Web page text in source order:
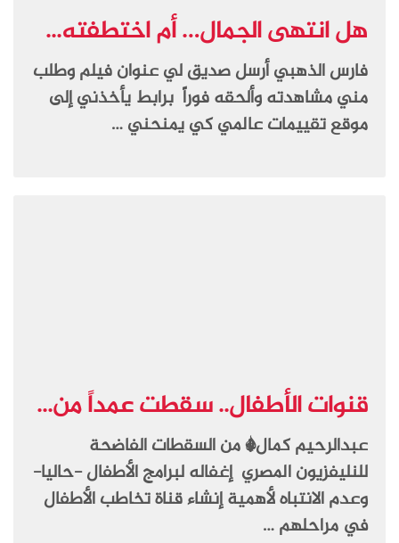
هل انتهى الجمال… أم اختطفته...
فارس الذهبي أرسل صديق لي عنوان فيلم وطلب
مني مشاهدته وألحقه فوراً برابط يأخذني إلى
موقع تقييمات عالمي كي يمنحني …
قنوات الأطفال.. سقطت عمداً من...
عبدالرحيم كمال* من السقطات الفاضحة
للنليفزيون المصري إغفاله لبرامج الأطفال -حاليا-
وعدم الانتباه لأهمية إنشاء قناة تخاطب الأطفال
في مراحلهم …